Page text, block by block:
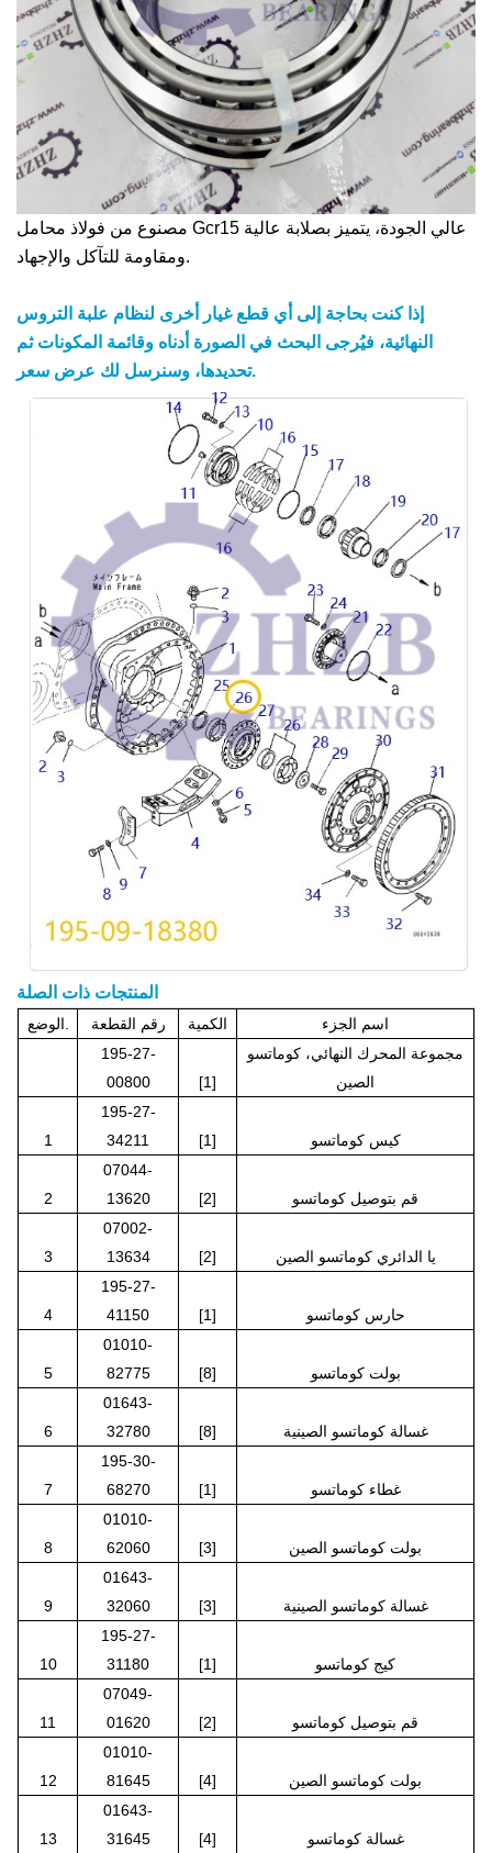
مصنوع من فولاذ محامل Gcr15 عالي الجودة، يتميز بصلابة عالية
ومقاومة للتآكل والإجهاد.
إذا كنت بحاجة إلى أي قطع غيار أخرى لنظام علبة التروس
النهائية، فيُرجى البحث في الصورة أدناه وقائمة المكونات ثم
تحديدها، وسنرسل لك عرض سعر.
المنتجات ذات الصلة
رقم القطعة الكمية
اسم الجزء
195-27-
00800
[1]
مجموعة المحرك النهائي، كوماتسو
الصين
1
195-27-
34211
[1] كيس كوماتسو
2
07044-
13620
[2] قم بتوصيل كوماتسو
3
07002-
13634
[2] يا الدائري كوماتسو الصين
4
195-27-
41150
[1] حارس كوماتسو
5
01010-
82775
[8] بولت كوماتسو
6
01643-
32780
[8] غسالة كوماتسو الصينية
7
195-30-
68270
[1] غطاء كوماتسو
8
01010-
62060
[3] بولت كوماتسو الصين
9
01643-
32060
[3] غسالة كوماتسو الصينية
10
195-27-
31180
[1] كيج كوماتسو
11
07049-
01620
[2] قم بتوصيل كوماتسو
12
01010-
81645
[4] بولت كوماتسو الصين
13
01643-
31645
[4] غسالة كوماتسو